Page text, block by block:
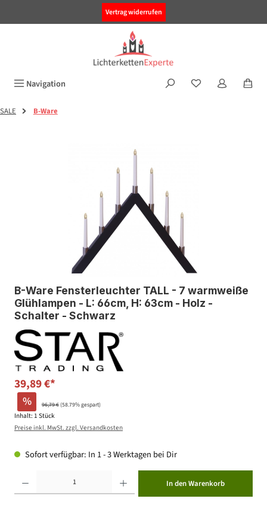
Vertrag widerrufen
Navigation
SALE B-Ware
B-Ware Fensterleuchter TALL - 7 warmweiße
Glühlampen - L: 66cm, H: 63cm - Holz -
Schalter - Schwarz
39,89 €*
% 96,79 €(58.79% gespart)
Inhalt: 1 Stück
Preise inkl. MwSt. zzgl. Versandkosten
Sofort verfügbar: In 1 - 3 Werktagen bei Dir
In den Warenkorb